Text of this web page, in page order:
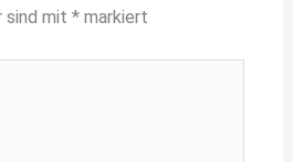
sind mit *markiert